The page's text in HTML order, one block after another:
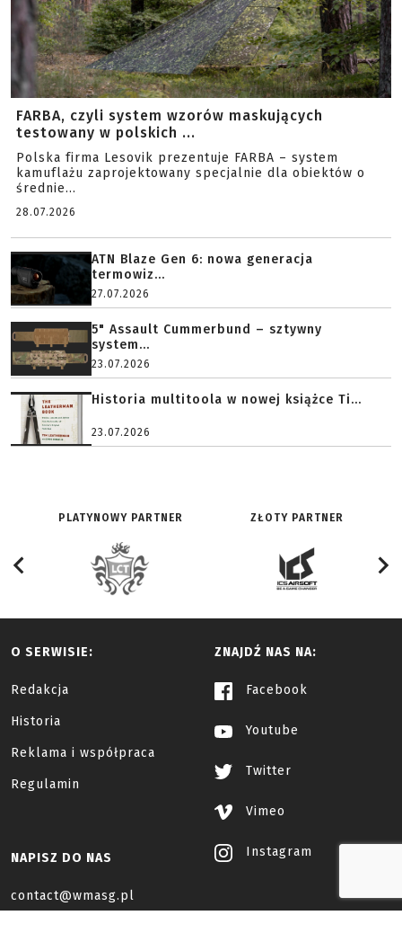
FARBA, czyli system wzorów maskujących
testowany w polskich ...
Polska firma Lesovik prezentuje FARBA – system
kamuflażu zaprojektowany specjalnie dla obiektów o
średnie...
28.07.2026
ATN Blaze Gen 6: nowa generacja
termowiz...
27.07.2026
5" Assault Cummerbund – sztywny
system...
23.07.2026
Historia multitoola w nowej książce Ti...
23.07.2026
PLATYNOWY PARTNER ZŁOTY PARTNER
O SERWISIE:
Redakcja
Historia
Reklama i współpraca
Regulamin
ZNAJDŹ NAS NA:
Facebook
Youtube
Twitter
Vimeo
Instagram
NAPISZ DO NAS
contact@wmasg.pl